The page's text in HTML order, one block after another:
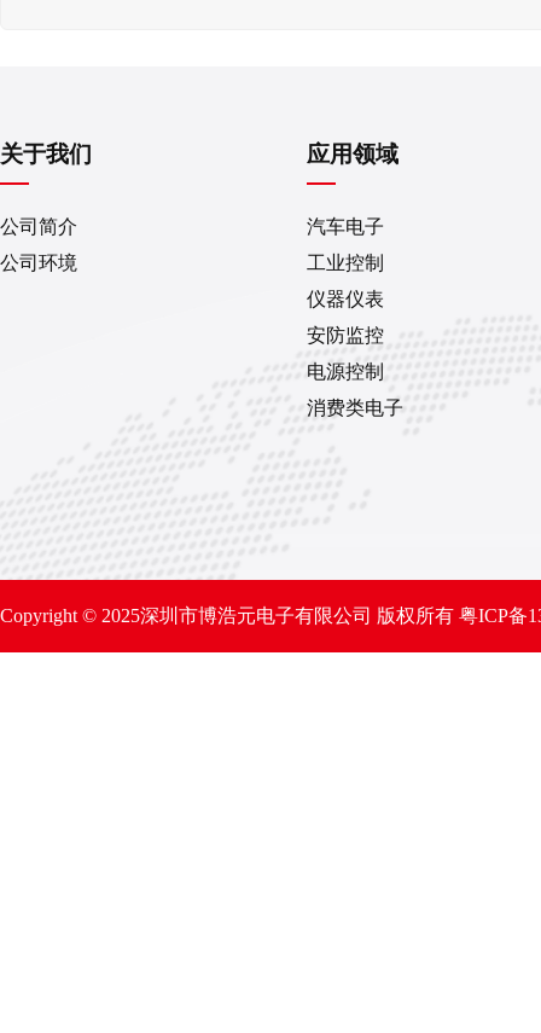
关于我们
公司简介
公司环境
应用领域
汽车电子
工业控制
仪器仪表
安防监控
电源控制
消费类电子
Copyright © 2025深圳市博浩元电子有限公司 版权所有 粤ICP备